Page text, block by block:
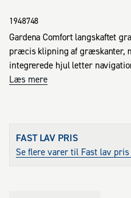
1948748
Gardena Comfort langskaftet
præcis klipning af græskanter,
integrerede hjul letter
justerbare vinklede håndtag
bladlængden. Græssaksen har
opbevaring. Garantiperioden er
Læs mere
FAST LAV PRIS
Se flere varer til Fast lav